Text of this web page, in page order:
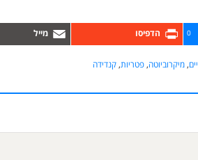
0
,מיקרוביוטה,פטריות,קנדידה